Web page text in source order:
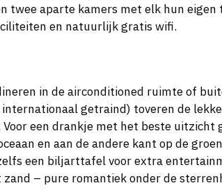
twee aparte kamers met elk hun
en natuurlijk gratis wifi.
in de airconditioned ruimte of
getraind) toveren de
een drankje met het beste uitzicht
en aan de andere kant op de
een biljarttafel voor extra
– pure romantiek onder de